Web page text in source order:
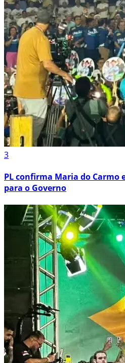
3
PL confirma Maria do Carmo
para o Governo